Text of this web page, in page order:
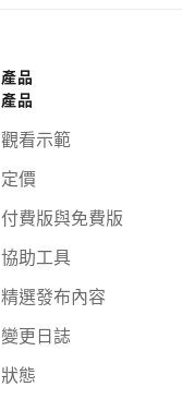
產品
產品
觀看示範
定價
付費版與免費版
協助工具
精選發布內容
變更日誌
狀態